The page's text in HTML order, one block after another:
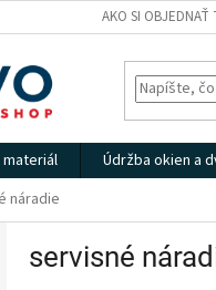
AKO SI OBJEDNAŤ
Údržba okien a
náradie
servisné